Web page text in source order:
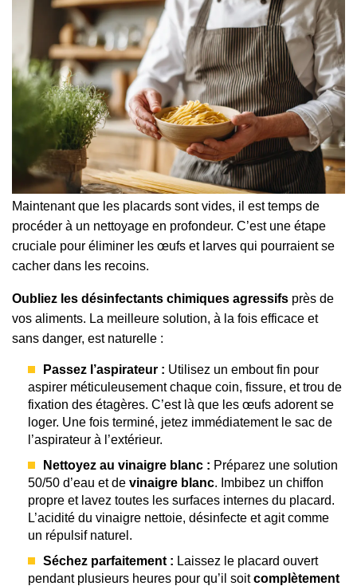
Maintenant que les placards sont vides, il est temps de
procéder à un nettoyage en profondeur. C’est une étape
cruciale pour éliminer les œufs et larves qui pourraient se
cacher dans les recoins.
Oubliez les désinfectants chimiques agressifs près de
vos aliments. La meilleure solution, à la fois efficace et
sans danger, est naturelle :
Passez l’aspirateur : Utilisez un embout fin pour
aspirer méticuleusement chaque coin, fissure, et trou de
fixation des étagères. C’est là que les œufs adorent se
loger. Une fois terminé, jetez immédiatement le sac de
l’aspirateur à l’extérieur.
Nettoyez au vinaigre blanc : Préparez une solution
50/50 d’eau et de vinaigre blanc. Imbibez un chiffon
propre et lavez toutes les surfaces internes du placard.
L’acidité du vinaigre nettoie, désinfecte et agit comme
un répulsif naturel.
Séchez parfaitement : Laissez le placard ouvert
pendant plusieurs heures pour qu’il soitcomplètement